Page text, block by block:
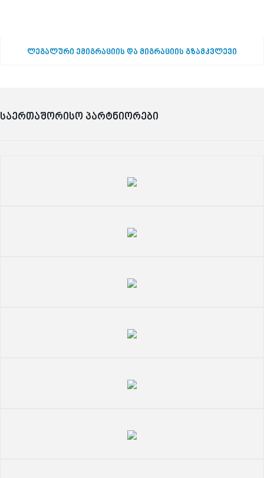
ლეგალური ემიგრაციის და მიგრაციის გზამკვლევი
საერთაშორისო პარტნიორები